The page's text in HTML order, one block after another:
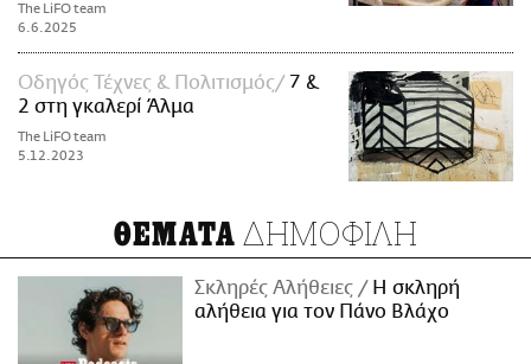
The LiFO team
6.6.2025
Οδηγός Τέχνες & Πολιτισμός
7 &
2 στη γκαλερί Άλμα
The LiFO team
5.12.2023
ΘΕΜΑΤΑ ΔΗΜΟΦΙΛΗ
Σκληρές Αλήθειες
H σκληρή
αλήθεια για τον Πάνο Βλάχο